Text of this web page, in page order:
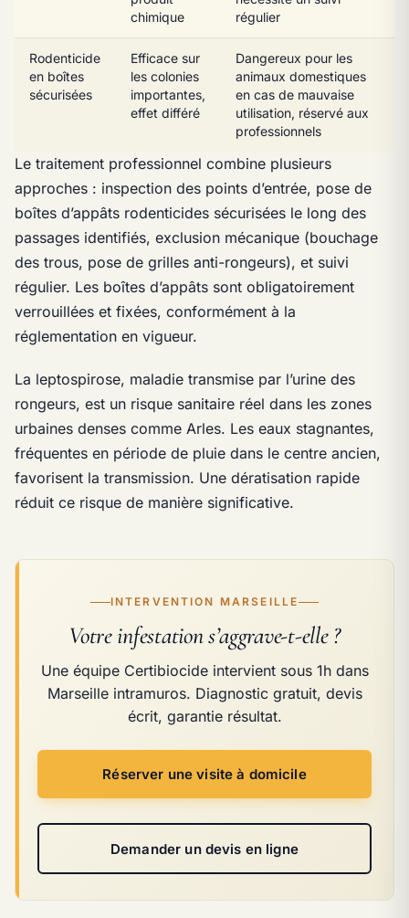
chimique
régulier
Rodenticide
en boîtes
sécurisées
Efficace sur
les colonies
importantes,
effet différé
Dangereux pour les
animaux domestiques
en cas de mauvaise
utilisation, réservé aux
professionnels
Le traitement professionnel combine plusieurs
approches : inspection des points d’entrée, pose de
boîtes d’appâts rodenticides sécurisées le long des
passages identifiés, exclusion mécanique (bouchage
des trous, pose de grilles anti-rongeurs), et suivi
régulier. Les boîtes d’appâts sont obligatoirement
verrouillées et fixées, conformément à la
réglementation en vigueur.
La leptospirose, maladie transmise par l’urine des
rongeurs, est un risque sanitaire réel dans les zones
urbaines denses comme Arles. Les eaux stagnantes,
fréquentes en période de pluie dans le centre ancien,
favorisent la transmission. Une dératisation rapide
réduit ce risque de manière significative.
INTERVENTION MARSEILLE
Votre infestation s’aggrave-t-elle ?
Une équipe Certibiocide intervient sous 1h dans
Marseille intramuros. Diagnostic gratuit, devis
écrit, garantie résultat.
Réserver une visite à domicile
Demander un devis en ligne